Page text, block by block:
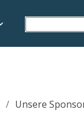
Unsere